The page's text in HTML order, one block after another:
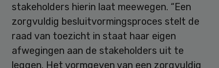
stakeholders hierin laat meewegen. “Een
zorgvuldig besluitvormingsproces stelt de
raad van toezicht in staat haar eigen
afwegingen aan de stakeholders uit te
leggen. Het vormgeven van een zorgvuldig